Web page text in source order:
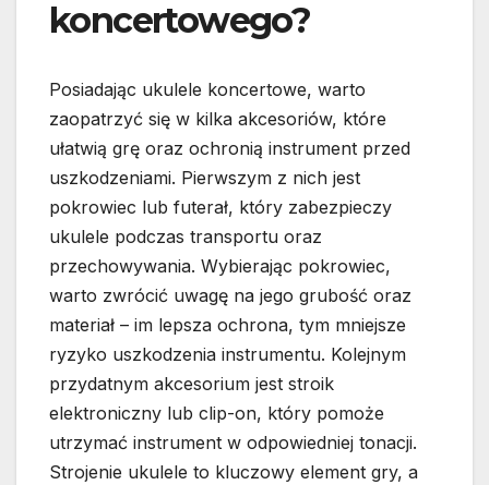
koncertowego?
Posiadając ukulele koncertowe, warto
zaopatrzyć się w kilka akcesoriów, które
ułatwią grę oraz ochronią instrument przed
uszkodzeniami. Pierwszym z nich jest
pokrowiec lub futerał, który zabezpieczy
ukulele podczas transportu oraz
przechowywania. Wybierając pokrowiec,
warto zwrócić uwagę na jego grubość oraz
materiał – im lepsza ochrona, tym mniejsze
ryzyko uszkodzenia instrumentu. Kolejnym
przydatnym akcesorium jest stroik
elektroniczny lub clip-on, który pomoże
utrzymać instrument w odpowiedniej tonacji.
Strojenie ukulele to kluczowy element gry, a